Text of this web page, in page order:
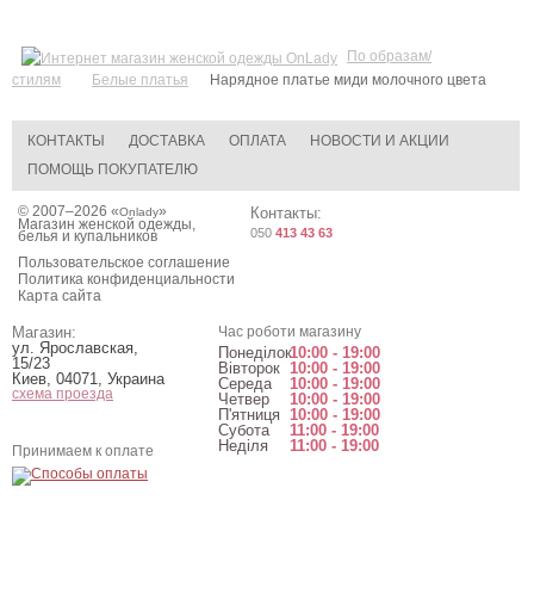
По образам/
стилям
Белые платья Нарядное платье миди молочного цвета
КОНТАКТЫ ДОСТАВКА ОПЛАТА
НОВОСТИ И АКЦИИ
ПОМОЩЬ ПОКУПАТЕЛЮ
© 2007–2026 «Onlady»
Магазин женской одежды,
белья и купальников
Пользовательское соглашение
Политика конфиденциальности
Карта сайта
Контакты:
050 413 43 63
Магазин:
ул. Ярославская,
15/23
Киев 04071 Украина
схема проезда
Час роботи магазину
Понеділок10:00 - 19:00
Вівторок 10:00 - 19:00
Середа
10:00 - 19:00
Четвер
10:00 - 19:00
П'ятниця 10:00 - 19:00
Субота
11:00 - 19:00
Неділя
11:00 - 19:00
Принимаем к оплате